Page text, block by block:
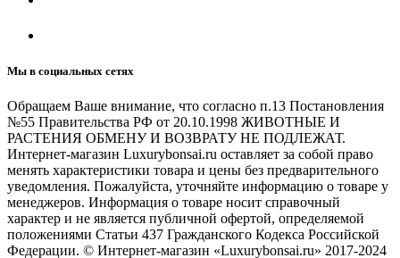
Мы в социальных сетях
Обращаем Ваше внимание, что согласно п.13 Постановления
№55 Правительства РФ от 20.10.1998 ЖИВОТНЫЕ И
РАСТЕНИЯ ОБМЕНУ И ВОЗВРАТУ НЕ ПОДЛЕЖАТ.
Интернет-магазин Luxurybonsai.ru оставляет за собой право
менять характеристики товара и цены без предварительного
уведомления. Пожалуйста, уточняйте информацию о товаре у
менеджеров. Информация о товаре носит справочный
характер и не является публичной офертой, определяемой
положениями Статьи 437 Гражданского Кодекса Российской
Федерации. © Интернет-магазин «Luxurybonsai.ru» 2017-2024